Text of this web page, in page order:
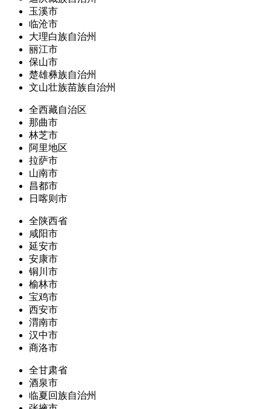
玉溪市
临沧市
大理白族自治州
丽江市
保山市
楚雄彝族自治州
文山壮族苗族自治州
全西藏自治区
那曲市
林芝市
阿里地区
拉萨市
山南市
昌都市
日喀则市
全陕西省
咸阳市
延安市
安康市
铜川市
榆林市
宝鸡市
西安市
渭南市
汉中市
商洛市
全甘肃省
酒泉市
临夏回族自治州